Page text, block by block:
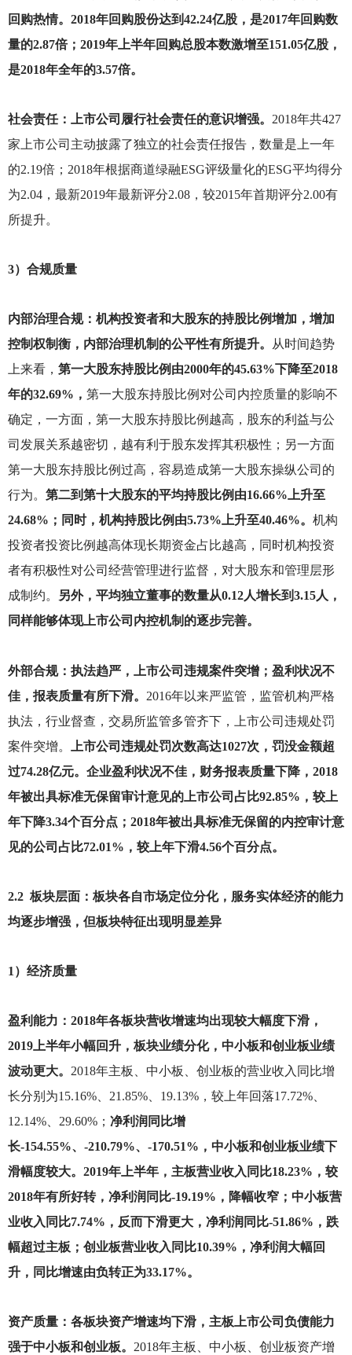
回购热情。2018年回购股份达到42.24亿股，是2017年回购数
量的2.87倍；2019年上半年回购总股本数激增至151.05亿股，
是2018年全年的3.57倍。
社会责任：上市公司履行社会责任的意识增强。 2018年共427
家上市公司主动披露了独立的社会责任报告，数量是上一年
的2.19倍；2018年根据商道绿融ESG评级量化的ESG平均得分
为2.04，最新2019年最新评分2.08，较2015年首期评分2.00有
所提升。
3）合规质量
内部治理合规：机构投资者和大股东的持股比例增加，增加
控制权制衡，内部治理机制的公平性有所提升。 从时间趋势
上来看， 第一大股东持股比例由2000年的45.63%下降至2018
年的32.69%， 第一大股东持股比例对公司内控质量的影响不
确定，一方面，第一大股东持股比例越高，股东的利益与公
司发展关系越密切，越有利于股东发挥其积极性；另一方面
第一大股东持股比例过高，容易造成第一大股东操纵公司的
行为。 第二到第十大股东的平均持股比例由16.66%上升至
24.68%；同时，机构持股比例由5.73%上升至40.46%。 机构
投资者投资比例越高体现长期资金占比越高，同时机构投资
者有积极性对公司经营管理进行监督，对大股东和管理层形
成制约。
另外，平均独立董事的数量从0.12人增长到3.15人，
同样能够体现上市公司内控机制的逐步完善。
外部合规：执法趋严，上市公司违规案件突增；盈利状况不
佳，报表质量有所下滑。 2016年以来严监管，监管机构严格
执法，行业督查，交易所监管多管齐下，上市公司违规处罚
案件突增。
上市公司违规处罚次数高达1027次，罚没金额超
过74.28亿元。企业盈利状况不佳，财务报表质量下降，2018
年被出具标准无保留审计意见的上市公司占比92.85%，较上
年下降3.34个百分点；2018年被出具标准无保留的内控审计意
见的公司占比72.01%，较上年下滑4.56个百分点。
2.2 板块层面：板块各自市场定位分化，服务实体经济的能力
均逐步增强，但板块特征出现明显差异
1 ）经济质量
盈利能力：2018年各板块营收增速均出现较大幅度下滑，
2019上半年小幅回升，板块业绩分化，中小板和创业板业绩
波动更大。 2018年主板、中小板、创业板的营业收入同比增
长分别为15.16%、21.85%、19.13%，较上年回落17.72%、
12.14%、29.60%； 净利润同比增
长-154.55%、-210.79%、-170.51%，中小板和创业板业绩下
滑幅度较大。2019年上半年，主板营业收入同比18.23%，较
2018年有所好转，净利润同比-19.19%，降幅收窄；中小板营
业收入同比7.74%，反而下滑更大，净利润同比-51.86%，跌
幅超过主板；创业板营业收入同比10.39%，净利润大幅回
升，同比增速由负转正为33.17%。
资产质量：各板块资产增速均下滑，主板上市公司负债能力
强于中小板和创业板。 2018年主板、中小板、创业板资产增